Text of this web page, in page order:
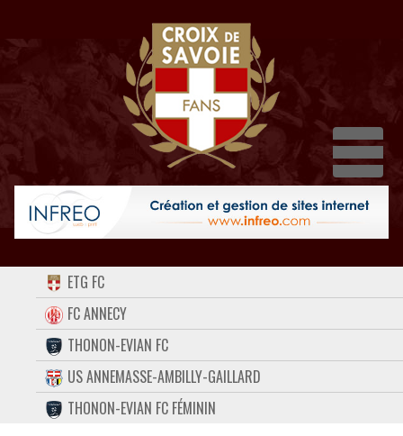
ACCUEIL
FORUM
CONTACT
FACEBOOK
TWITTER
ETG FC
FC ANNECY
THONON-EVIAN FC
US ANNEMASSE-AMBILLY-GAILLARD
THONON-EVIAN FC FÉMININ